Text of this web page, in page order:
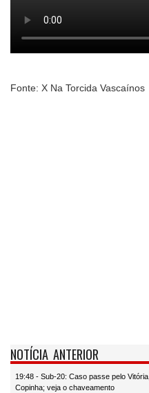
Fonte: X Na Torcida Vascaínos
NOTÍCIA ANTERIOR
19:48 - Sub-20: Caso passe pelo
Copinha; veja o chaveamento